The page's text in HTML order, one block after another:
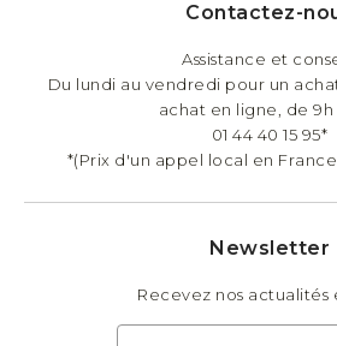
Contactez-
Assistance et
Du lundi au vendredi pour un
achat en ligne, de 9h
01 44 40 15 95*
*(Prix d'un appel local en
Newsletter
Recevez nos actualités